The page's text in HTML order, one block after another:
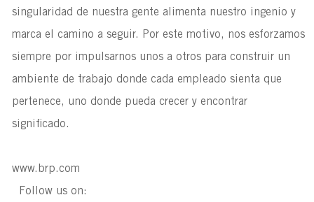
singularidad de nuestra gente alimenta nuestro ingenio y
marca el camino a seguir. Por este motivo, nos esforzamos
siempre por impulsarnos unos a otros para construir un
ambiente de trabajo donde cada empleado sienta que
pertenece, uno donde pueda crecer y encontrar
significado.
www.brp.com
Follow us on: